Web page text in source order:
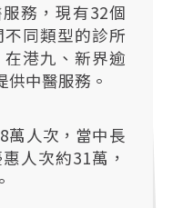
務，現有32個
同類型的診所
港九、新界逾
中醫服務。
萬人次，當中長
人次約31萬，